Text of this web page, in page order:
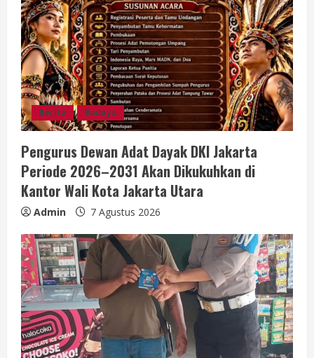
Berita Budaya
Pengurus Dewan Adat Dayak DKI Jakarta
Periode 2026–2031 Akan Dikukuhkan di
Kantor Wali Kota Jakarta Utara
Admin 7 Agustus 2026